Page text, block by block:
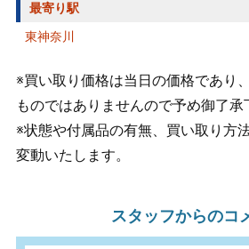
最寄り駅
東神奈川
※買い取り価格は当日の価格であり
ものではありませんので予め御了承
※状態や付属品の有無、買い取り方
変動いたします。
スタッフからのコ